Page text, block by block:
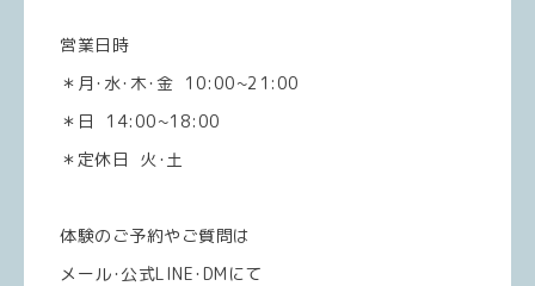
営業日時
＊月･水･木･金 10:00~21:00
＊日 14:00~18:00
＊定休日 火･土
体験のご予約やご質問は
メール･公式LINE･DMにて